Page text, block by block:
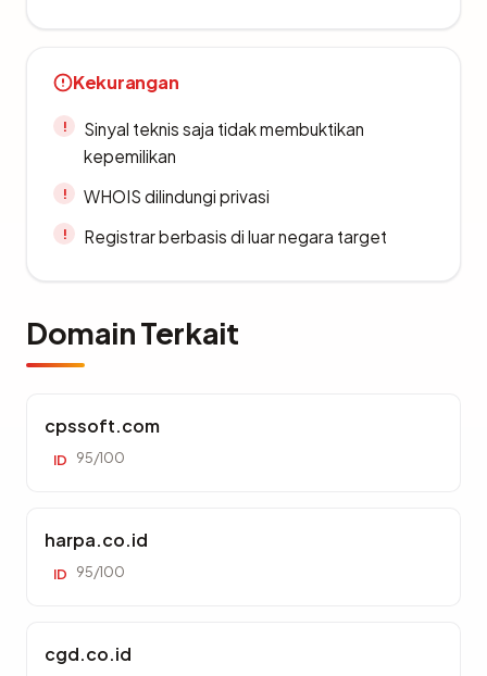
Kekurangan
Sinyal teknis saja tidak membuktikan
kepemilikan
WHOIS dilindungi privasi
Registrar berbasis di luar negara target
Domain Terkait
cpssoft.com
ID 95/100
harpa.co.id
ID 95/100
cgd.co.id